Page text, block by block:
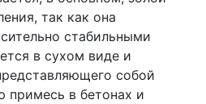
так как она
стабильными
в сухом виде и
собой
примесь в бетонах и